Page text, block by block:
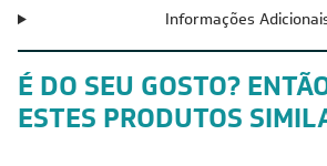
Informações
É DO SEU GOSTO?
ESTES PRODUTOS